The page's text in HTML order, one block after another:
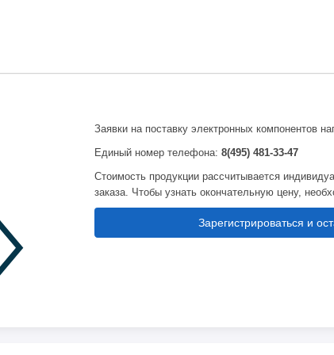
Заявки на поставку электронных компонентов
Единый номер телефона:8(495) 481-33-47
Стоимость продукции рассчитывается
заказа. Чтобы узнать окончательную цену,
Зарегистрироваться и